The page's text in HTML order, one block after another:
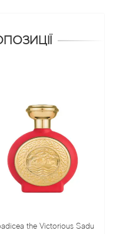
the Victorious Sadu Bond